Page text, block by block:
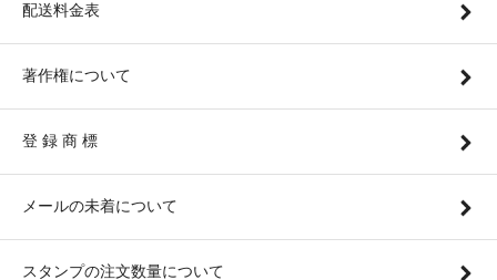
配送料金表
著作権について
登 録 商 標
メールの未着について
スタンプの注文数量について